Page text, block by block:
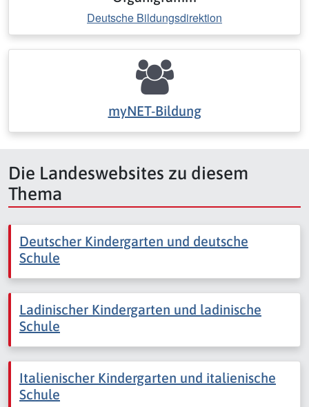
Deutsche Bildungsdirektion
myNET-Bildung
Die Landeswebsites zu diesem
Thema
Deutscher Kindergarten und deutsche
Schule
Ladinischer Kindergarten und ladinische
Schule
Italienischer Kindergarten und italienische
Schule